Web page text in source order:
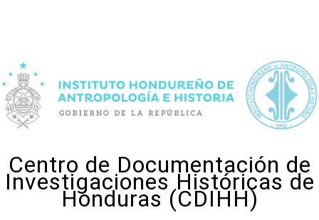
Centro de Documentación de
Investigaciones Históricas de
Honduras (CDIHH)